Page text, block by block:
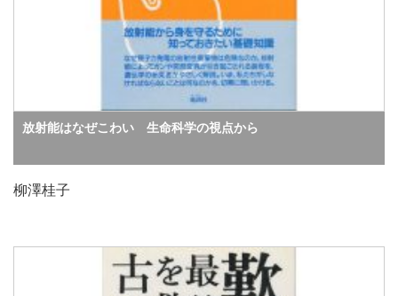
放射能はなぜこわい 生命科学の視点から
柳澤桂子